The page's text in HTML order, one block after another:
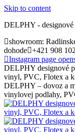
Skip to content
DELPHY - designové
showroom:
dohode +421 908
Instagram page
DELPHY designové
vinyl, PVC, Flotex a
DELPHY – dovoz a
vinylovej podlahy,